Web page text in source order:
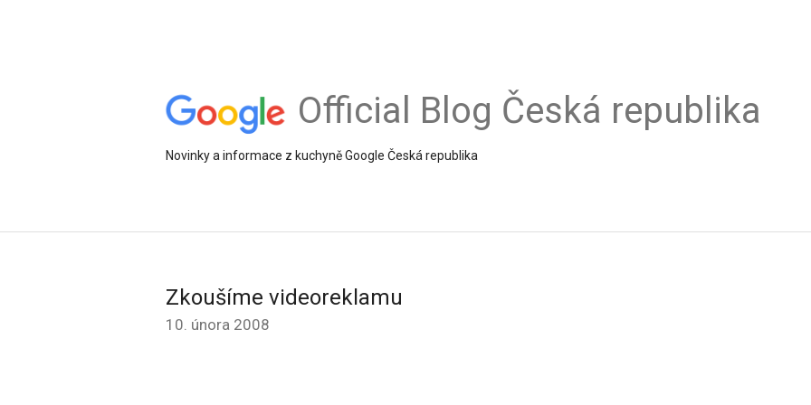
Official Blog Česká republika
Novinky a informace z kuchyně Google Česká republika
Zkoušíme videoreklamu
10. února 2008